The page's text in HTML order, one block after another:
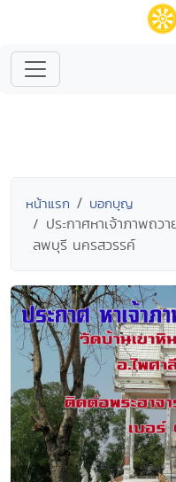
หน้าแรก บอกบุญ
ประกาศหาเจ้าภาพถว
ลพบุรี นครสวรรค์